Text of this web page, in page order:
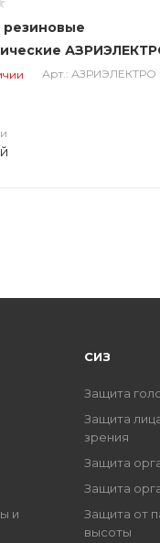
резиновые
Арт.: АЗРИЭЛЕКТРО
и
СИЗ
Защита
Защита
зрения
Защита
Защита
Защита от
высоты